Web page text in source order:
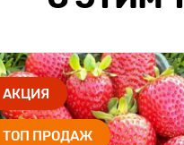
АКЦИЯ
ТОП ПРОДАЖ